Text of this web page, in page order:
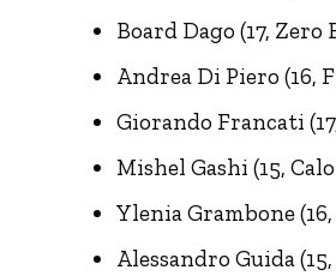
Board Dago (17, Zero
Andrea Di Piero (16,
Giorando Francati
Mishel Gashi (15,
Ylenia Grambone
Alessandro Guida